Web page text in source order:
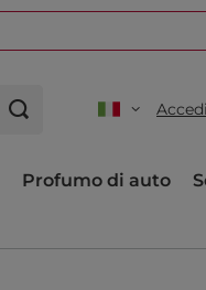
Accedi
Profumo di auto